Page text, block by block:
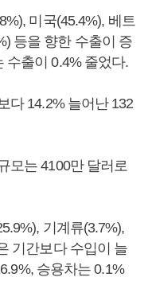
미국(45.4%), 베트
등을 향한 수출이 증
수출이 0.4% 줄었다.
다 14.2% 늘어난 132
모는 4100만 달러로
기계류(3.7%),
기간보다 수입이 늘
승용차는 0.1%